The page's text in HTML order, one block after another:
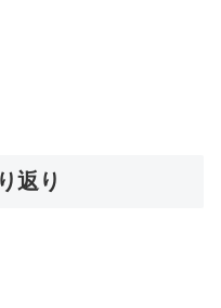
返り